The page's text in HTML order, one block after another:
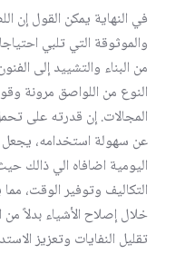
في النهاية يمكن القول إن
والموثوقة التي تلبي
من البناء والتشييد إلى
النوع من اللواصق مرونة
المجالات. إن قدرته على
عن سهولة استخدامه، يجعل
اليومية اضافاه الي ذالك
التكاليف وتوفير الوقت،
خلال إصلاح الأشياء بدلاً
تقليل النفايات وتعزيز